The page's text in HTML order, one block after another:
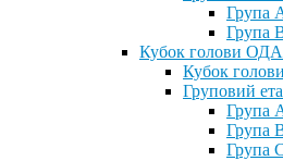
Група
Група
Кубок голови
Кубок
Груповий
Група
Група
Група